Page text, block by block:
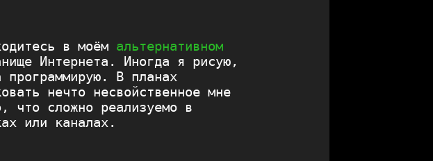
в моём альтернативном
Интернета. Иногда я рисую,
программирую. В планах
нечто несвойственное мне
что сложно реализуемо в
или каналах.